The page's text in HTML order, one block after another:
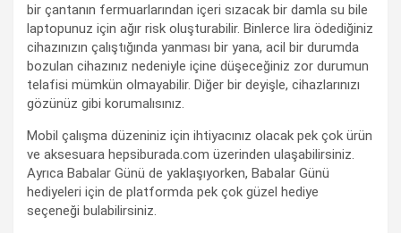
bir çantanın fermuarlarından içeri sızacak bir damla su bile
laptopunuz için ağır risk oluşturabilir. Binlerce lira ödediğiniz
cihazınızın çalıştığında yanması bir yana, acil bir durumda
bozulan cihazınız nedeniyle içine düşeceğiniz zor durumun
telafisi mümkün olmayabilir. Diğer bir deyişle, cihazlarınızı
gözünüz gibi korumalısınız.
Mobil çalışma düzeniniz için ihtiyacınız olacak pek çok ürün
ve aksesuara hepsiburada.com üzerinden ulaşabilirsiniz.
Ayrıca Babalar Günü de yaklaşıyorken, Babalar Günü
hediyeleri için de platformda pek çok güzel hediye
seçeneği bulabilirsiniz.